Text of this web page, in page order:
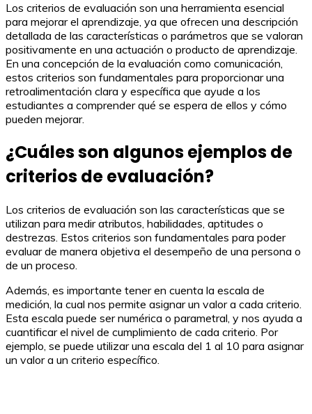
Los criterios de evaluación son una herramienta esencial
para mejorar el aprendizaje, ya que ofrecen una descripción
detallada de las características o parámetros que se valoran
positivamente en una actuación o producto de aprendizaje.
En una concepción de la evaluación como comunicación,
estos criterios son fundamentales para proporcionar una
retroalimentación clara y específica que ayude a los
estudiantes a comprender qué se espera de ellos y cómo
pueden mejorar.
¿Cuáles son algunos ejemplos de
criterios de evaluación?
Los criterios de evaluación son las características que se
utilizan para medir atributos, habilidades, aptitudes o
destrezas. Estos criterios son fundamentales para poder
evaluar de manera objetiva el desempeño de una persona o
de un proceso.
Además, es importante tener en cuenta la escala de
medición, la cual nos permite asignar un valor a cada criterio.
Esta escala puede ser numérica o parametral, y nos ayuda a
cuantificar el nivel de cumplimiento de cada criterio. Por
ejemplo, se puede utilizar una escala del 1 al 10 para asignar
un valor a un criterio específico.